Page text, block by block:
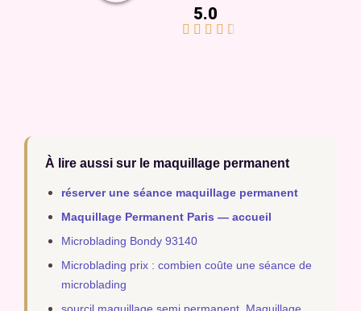
5.0
    
À lire aussi sur le maquillage permanent
réserver une séance maquillage permanent
Maquillage Permanent Paris — accueil
Microblading Bondy 93140
Microblading prix : combien coûte une séance de
microblading